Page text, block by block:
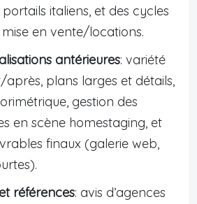
italiens, et des cycles
en vente/locations.
antérieures: variété
après, plans larges et détails,
gestion des
en scène homestaging, et
finaux (galerie web,
références: avis d’agences